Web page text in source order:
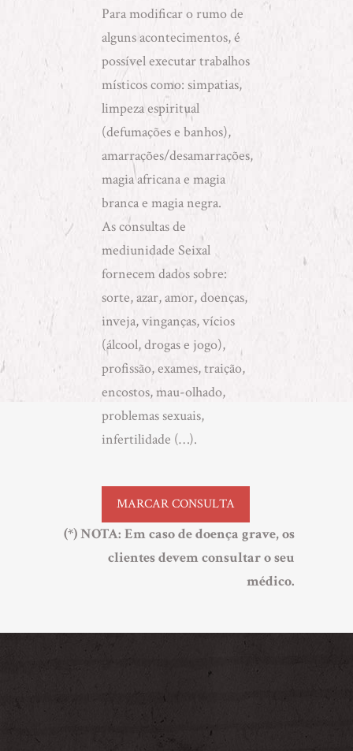
Para modificar o rumo de
alguns acontecimentos, é
possível executar trabalhos
místicos como: simpatias,
limpeza espiritual
(defumações e banhos),
amarrações/desamarrações,
magia africanae magia
branca e magia negra.
As consultas de
mediunidade Seixal
fornecem dados sobre:
sorte, azar, amor, doenças,
inveja, vinganças, vícios
(álcool, drogas e jogo),
profissão, exames, traição,
encostos, mau-olhado,
problemas sexuais,
infertilidade (…).
MARCAR CONSULTA
(*) NOTA: Em caso de doença grave, os
clientes devem consultar o seu
médico.